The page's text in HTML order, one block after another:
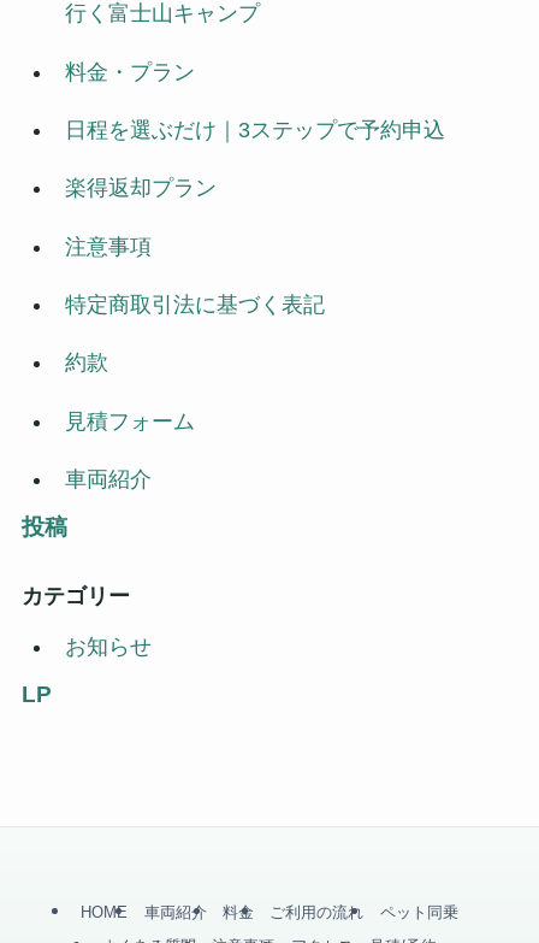
行く富士山キャンプ
料金・プラン
日程を選ぶだけ｜3ステップで予約申込
楽得返却プラン
注意事項
特定商取引法に基づく表記
約款
見積フォーム
車両紹介
投稿
カテゴリー
お知らせ
LP
HOME 車両紹介 料金 ご利用の流れ
ペット同乗